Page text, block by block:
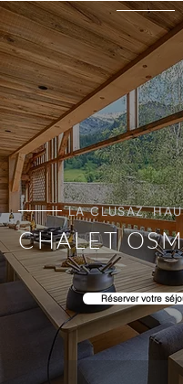
LA CLUSAZ,
CHALET
Réserver votre